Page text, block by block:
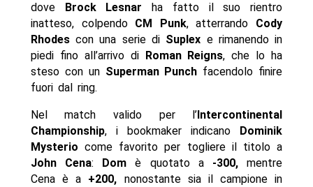
dove
Brock Lesnar ha fatto il suo rientro
inatteso, colpendo CM Punk, atterrando Cody
Rhodescon una serie di Suplex e rimanendo in
piedi fino all’arrivo di
Roman Reigns, che lo ha
steso con unSuperman Punch facendolo finire
fuori dal ring.
Nel match valido per l’ Intercontinental
Championship, i bookmaker indicano
Dominik
Mysterio come favorito per togliere il titolo a
John Cena: Dom è quotato a -300,mentre
Cena è a +200, nonostante sia il campione in